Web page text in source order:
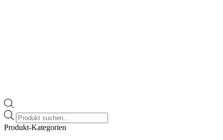
Products
search
Produkt-Kategorien